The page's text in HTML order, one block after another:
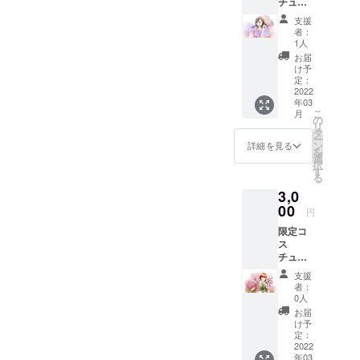
きます
ささや
かです
が、感
謝の気
持ちと
して100
個のお
まけを
付けま
した 限
定コス
ムは3人
主人公
の一
人、ロ
プロフ
のパト
ロン様
限定コ
チュー
ムです
限定イ
ラス
ト、限
ム付フ
ロー鉱
石400個
パック
(リマ)
フロー
鉱石は1
個10円
分のア
プリ内
通貨で
す。
ゲーム
用でき
るアイ
テムを
購入で
きます
ささや
かです
が、感
謝の気
持ちと
して100
個のお
まけを
支援
者：
1人
お届
け予
定：
2022
年03
月
詳細を見る
こ
の
リ
タ
ー
ン
を
選
択
す
る
3,0
00 円
限定コ
ス
チュー
ム付フ
ロー鉱
石400個
パック
(九十九)
フロー
鉱石は1
支援
者：
0人
お届
け予
定：
2022
年03